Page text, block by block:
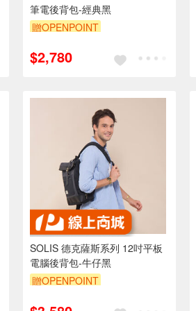
筆電後背包-經典黑
贈OPENPOINT
$2,780
SOLIS 德克薩斯系列 12吋平板
電腦後背包-牛仔黑
贈OPENPOINT